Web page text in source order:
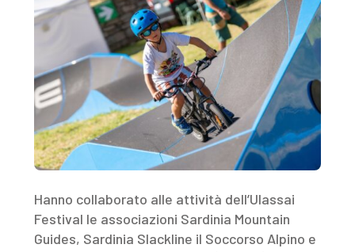
Hanno collaborato alle attività dell’Ulassai
Festival le associazioni Sardinia Mountain
Guides, Sardinia Slackline il Soccorso Alpino e